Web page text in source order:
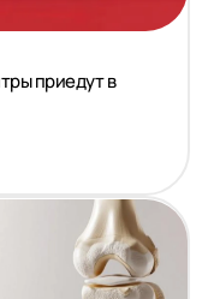
приедут в